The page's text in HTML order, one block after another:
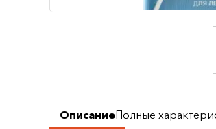
ОписаниеПолные